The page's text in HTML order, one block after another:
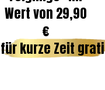
Wert von 29,90
€
für kurze Zeit